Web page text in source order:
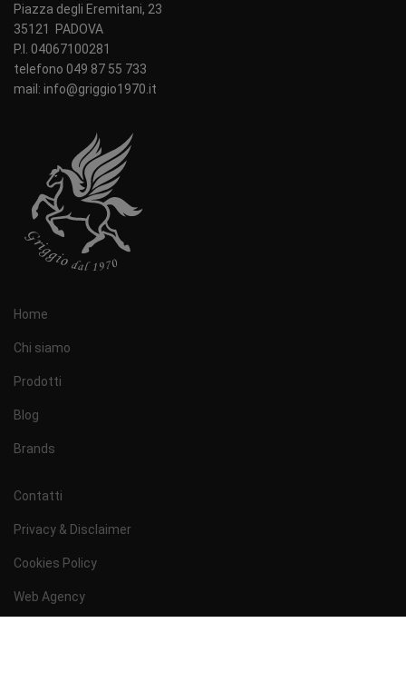
Piazza degli Eremitani, 23
35121 PADOVA
P.I. 04067100281
telefono 049 87 55 733
mail: info@griggio1970.it
Home
Chi siamo
Prodotti
Blog
Brands
Contatti
Privacy & Disclaimer
Cookies Policy
Web Agency